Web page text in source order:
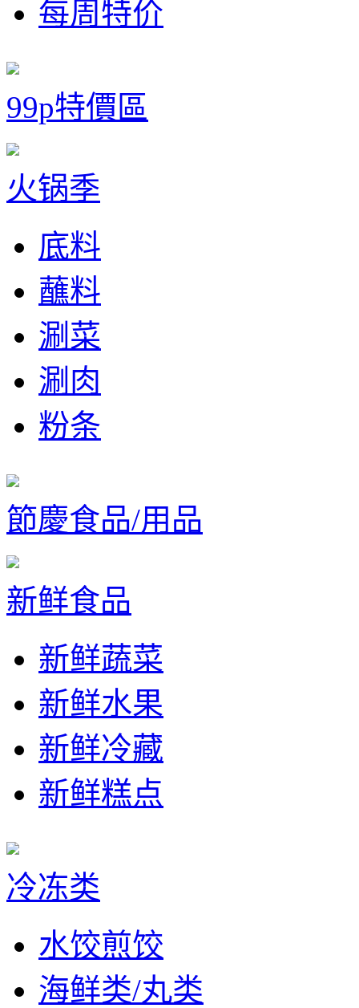
每周特价
99p特價區
火锅季
底料
蘸料
涮菜
涮肉
粉条
節慶食品/用品
新鲜食品
新鲜蔬菜
新鲜水果
新鲜冷藏
新鲜糕点
冷冻类
水饺煎饺
海鲜类/丸类